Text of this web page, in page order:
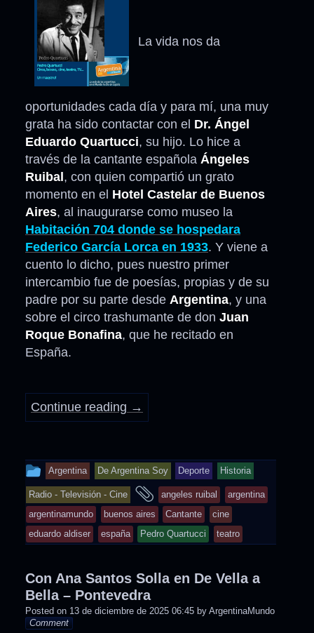
La vida nos da
oportunidades cada día y para mí, una muy
grata ha sido contactar con el Dr. Ángel
Eduardo Quartucci, su hijo. Lo hice a
través de la cantante española Ángeles
Ruibal , con quien compartió un grato
momento en el Hotel Castelar de Buenos
Aires, al inaugurarse como museo la
Habitación 704 donde se hospedara
Federico García Lorca en 1933. Y viene a
cuento lo dicho, pues nuestro primer
intercambio fue de poesías, propias y de su
padre por su parte desde Argentina, y una
sobre el circo trashumante de don Juan
Roque Bonafina, que he recitado en
España.
Continue reading →
This
entry
was
posted
in
Argentina De Argentina Soy Deporte Historia
Radio - Televisión - Cine
and
tagged
angeles ruibal
argentina
argentinamundo
buenos aires Cantante
cine
eduardo aldiser
españa Pedro Quartucci teatro
Con Ana Santos Solla en De Vella a
Bella – Pontevedra
Posted on 13 de diciembre de 2025 06:45 by ArgentinaMundo
Comment